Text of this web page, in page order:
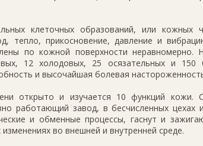
клеточных образований, или кожных
тепло, прикосновение, давление и
по кожной поверхности неравномерно.
12 холодовых, 25 осязательных и 150
и высочайшая болевая
открыто и изучается 10 функций кожи.
работающий завод, в бесчисленных цехах
и обменные процессы, гаснут и
во внешней и внутренней среде.